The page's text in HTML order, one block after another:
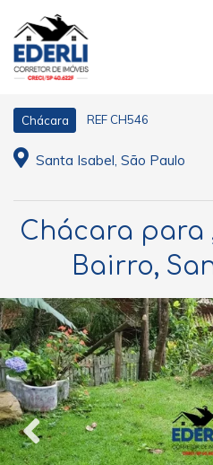
Chácara REF CH546
Santa Isabel, São Paulo
Chácara para
Bairro,